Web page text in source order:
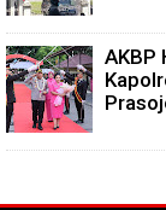
AKBP